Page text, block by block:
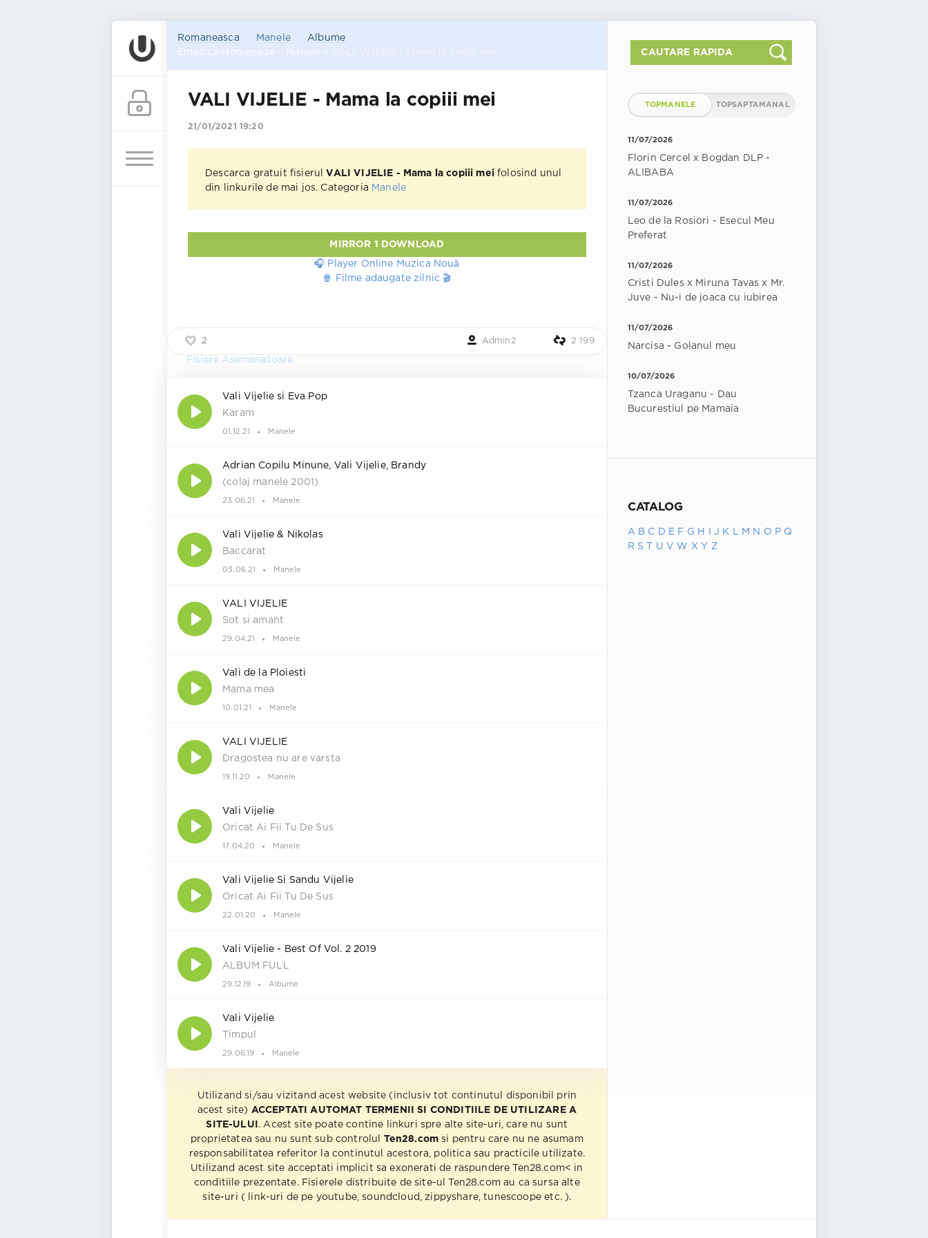
Romaneasca Manele
Albume
Emuzica Homepage
Manele
VALI VIJELIE - Mama la copiii mei
21/01/2021 19:20
Descarca gratuit fisierul VALI VIJELIE - Mama la copiii mei
folosind unul
din linkurile de mai jos. Categoria Manele
MIRROR 1 DOWNLOAD
🎧 Player Online Muzica Nouă
🍿 Filme adaugate zilnic 🎬
2 Admin2 2 199
Fisiere Asemanatoare
Vali Vijelie si Eva Pop
Karam
01.12.21 Manele
Adrian Copilu Minune, Vali Vijelie, Brandy
(colaj manele 2001)
23.06.21 Manele
Vali Vijelie & Nikolas
Baccarat
03.06.21 Manele
VALI VIJELIE
Sot si amant
29.04.21 Manele
Vali de la Ploiesti
Mama mea
10.01.21 Manele
VALI VIJELIE
Dragostea nu are varsta
19.11.20 Manele
Vali Vijelie
Oricat Ai Fii Tu De Sus
17.04.20 Manele
Vali Vijelie Si Sandu Vijelie
Oricat Ai Fii Tu De Sus
22.01.20 Manele
Vali Vijelie - Best Of Vol. 2 2019
ALBUM FULL
29.12.19 Albume
Vali Vijelie
Timpul
29.06.19 Manele
Utilizand si/sau vizitand acest website (inclusiv tot continutul disponibil prin
acest site) ACCEPTATI AUTOMAT TERMENII SI CONDITIILE DE UTILIZARE A
SITE-ULUI . Acest site poate contine linkuri spre alte site-uri, care nu sunt
proprietatea sau nu sunt sub controlul
Ten28.com si pentru care nu ne asumam
responsabilitatea referitor la continutul acestora, politica sau practicile utilizate.
Utilizand acest site acceptati implicit sa exonerati de raspundere Ten28.com< in
conditiile prezentate. Fisierele distribuite de site-ul Ten28.com au ca sursa alte
site-uri ( link-uri de pe youtube, soundcloud, zippyshare, tunescoope etc. ).
TOPMANELE TOPSAPTAMANAL
11/07/2026
Florin Cercel x Bogdan DLP -
ALIBABA
11/07/2026
Leo de la Rosiori - Esecul Meu
Preferat
11/07/2026
Cristi Dules x Miruna Tavas x Mr.
Juve - Nu-i de joaca cu iubirea
11/07/2026
Narcisa - Golanul meu
10/07/2026
Tzanca Uraganu - Dau
Bucurestiul pe Mamaia
CATALOG
A B C D E F G H J K M N O P Q
R S U V W X Y Z